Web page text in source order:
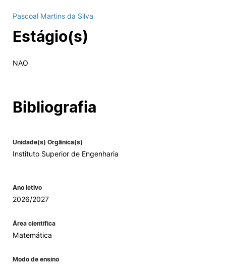
Pascoal Martins da Silva
Estágio(s)
NAO
Bibliografia
Unidade(s) Orgânica(s)
Instituto Superior de Engenharia
Ano letivo
2026/2027
Área científica
Matemática
Modo de ensino